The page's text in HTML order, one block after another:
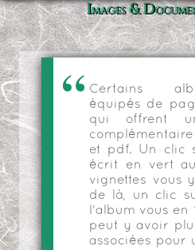
Images &
Certains
équipés de
qui offrent
et pdf. Un clic
écrit en vert
vignettes vous
de là, un clic
l'album vous en
peut y avoir
associées pour